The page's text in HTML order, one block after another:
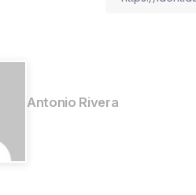
Antonio Rivera